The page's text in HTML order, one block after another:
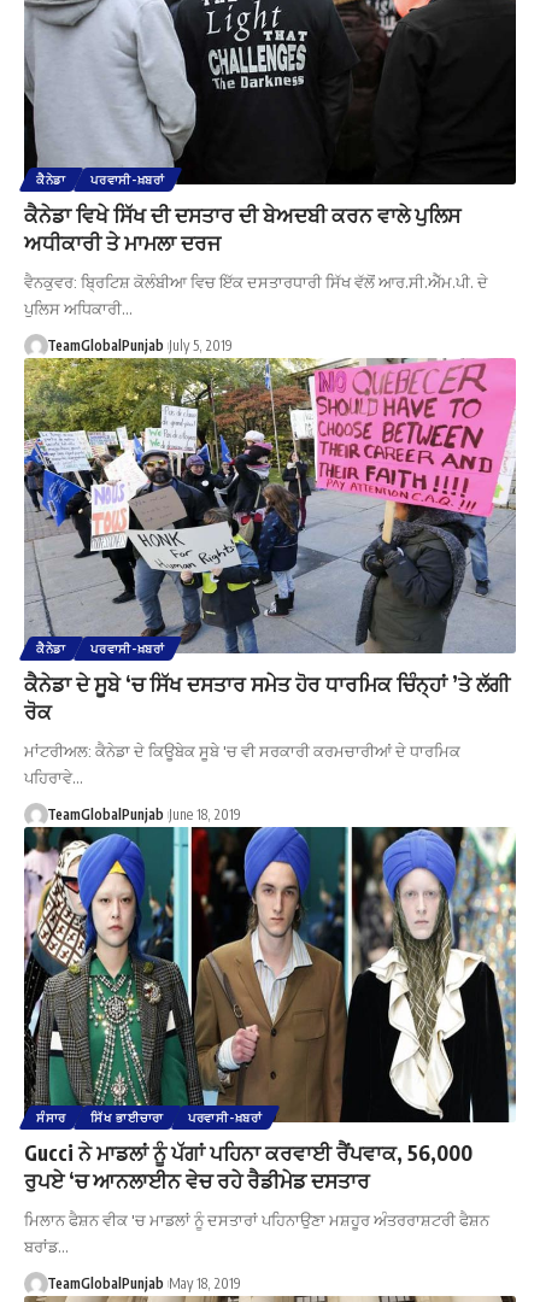
ਕੈਨੇਡਾ ਪਰਵਾਸੀ-ਖ਼ਬਰਾਂ
ਕੈਨੇਡਾ ਵਿਖੇ ਸਿੱਖ ਦੀ ਦਸਤਾਰ ਦੀ ਬੇਅਦਬੀ ਕਰਨ ਵਾਲੇ ਪੁਲਿਸ
ਅਧੀਕਾਰੀ ਤੇ ਮਾਮਲਾ ਦਰਜ
ਵੈਨਕੁਵਰ: ਬ੍ਰਿਟਿਸ਼ ਕੋਲੰਬੀਆ ਵਿਚ ਇੱਕ ਦਸਤਾਰਧਾਰੀ ਸਿੱਖ ਵੱਲੋਂ ਆਰ.ਸੀ.ਐੱਮ.ਪੀ. ਦੇ
ਪੁਲਿਸ ਅਧਿਕਾਰੀ…
TeamGlobalPunjab July 5, 2019
ਕੈਨੇਡਾ ਪਰਵਾਸੀ-ਖ਼ਬਰਾਂ
ਕੈਨੇਡਾ ਦੇ ਸੂਬੇ ‘ਚ ਸਿੱਖ ਦਸਤਾਰ ਸਮੇਤ ਹੋਰ ਧਾਰਮਿਕ ਚਿੰਨ੍ਹਾਂ ’ਤੇ ਲੱਗੀ
ਰੋਕ
ਮਾਂਟਰੀਅਲ: ਕੈਨੇਡਾ ਦੇ ਕਿਊਬੇਕ ਸੂਬੇ 'ਚ ਵੀ ਸਰਕਾਰੀ ਕਰਮਚਾਰੀਆਂ ਦੇ ਧਾਰਮਿਕ
ਪਹਿਰਾਵੇ…
TeamGlobalPunjab June 18, 2019
ਸੰਸਾਰ ਸਿੱਖ ਭਾਈਚਾਰਾ ਪਰਵਾਸੀ-ਖ਼ਬਰਾਂ
Gucci ਨੇ ਮਾਡਲਾਂ ਨੂੰ ਪੱਗਾਂ ਪਹਿਨਾ ਕਰਵਾਈ ਰੈਂਪਵਾਕ, 56,000
ਰੁਪਏ ‘ਚ ਆਨਲਾਈਨ ਵੇਚ ਰਹੇ ਰੈਡੀਮੇਡ ਦਸਤਾਰ
ਮਿਲਾਨ ਫੈਸ਼ਨ ਵੀਕ 'ਚ ਮਾਡਲਾਂ ਨੂੰ ਦਸਤਾਰਾਂ ਪਹਿਨਾਉਣਾ ਮਸ਼ਹੂਰ ਅੰਤਰਰਾਸ਼ਟਰੀ ਫੈਸ਼ਨ
ਬਰਾਂਡ…
TeamGlobalPunjab May 18, 2019